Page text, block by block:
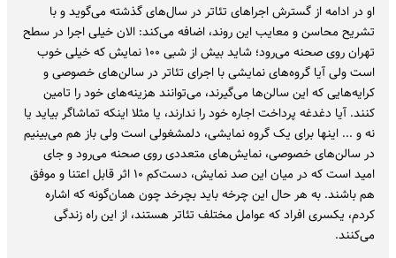
او در ادامه از گسترش اجراهای تئاتر در سال‌های گذشته می‌گوید و با
تشریح محاسن و معایب این روند، اضافه می‌کند: الان خیلی اجرا در سطح
تهران روی صحنه می‌رود؛ شاید بیش از شبی ۱۰۰ نمایش که خیلی خوب
است ولی آیا گروه‌های نمایشی با اجرای تئاتر در سالن‌های خصوصی و
کرایه‌هایی که این سالن‌ها می‌گیرند، می‌توانند هزینه‌های خود را تامین
‌کنند. آیا دغدغه پرداخت اجاره خود را ندارند، یا مثلا اینکه تماشاگر بیاید یا
نه و ... اینها برای یک گروه نمایشی، دلمشغولی است ولی باز هم می‌بینیم
در سالن‌های خصوصی، نمایش‌های متعددی روی صحنه می‌رود و جای
امید است که در میان این صد نمایش، دست‌کم ۱۰ اثر قابل اعتنا و موفق
هم باشند. به هر حال این چرخه باید بچرخد چون همان‌گونه که اشاره
کردم، یکسری افراد که عوامل مختلف تئاتر هستند، از این راه زندگی
می‌کنند.